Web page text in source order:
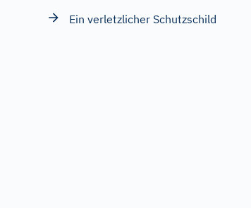
Ein verletzlicher Schutzschild